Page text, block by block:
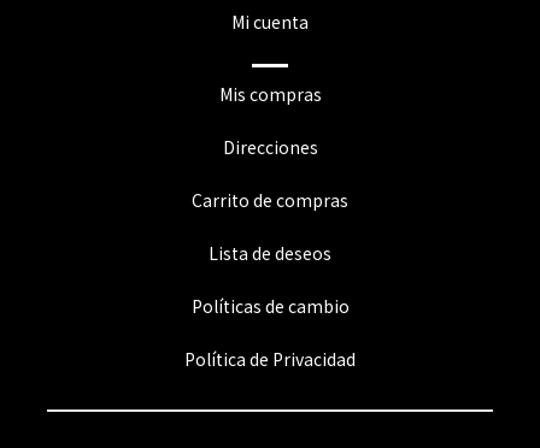
Mi cuenta
Mis compras
Direcciones
Carrito de compras
Lista de deseos
Políticas de cambio
Política de Privacidad